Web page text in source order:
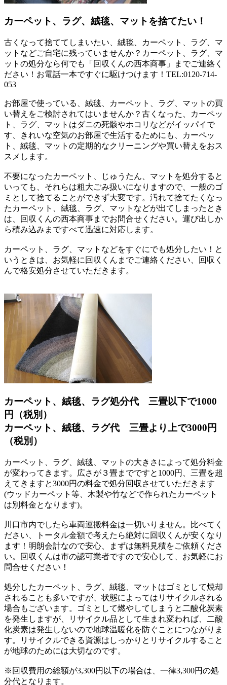
カーペット、ラグ、絨毯、マットを捨てたい！
古くなって捨ててしまいたい、絨毯、カーペット、ラグ、マ
ットなどご自宅に残っていませんか？カーペット、ラグ、マ
ットの処分なら何でも「回収くんの西本商事」までご連絡く
ださい！お電話一本ですぐに駆けつけます！TEL:0120-714-
053
お部屋で使っている、絨毯、カーペット、ラグ、マットの買
い替えをご検討されてはいませんか？古くなった、カーペッ
ト、ラグ、マットはダニの死骸やホコリなどがイッパイで
す、きれいな空気のお部屋で生活するためにも、カーペッ
ト、絨毯、マットの定期的なクリーニングや買い替えをおス
スメします。
不要になったカーペット、じゅうたん、マットを処分すると
いっても、それらは粗大ごみ扱いになりますので、一般のゴ
ミとして捨てることができず大変です。汚れて捨てたくなっ
たカーペット、絨毯、ラグ、マットなどが出てしまったとき
は、回収くんの西本商事までお問合せください。運び出しか
ら積み込みまですべて迅速に対応します。
カーペット、ラグ、マットなどをすぐにでも処分したい！と
いうときは、お気軽に回収くんまでご連絡ください、回収く
んで格安処分させていただきます。
カーペット、絨毯、ラグ処分代 三畳以下で1000
円（税別）
カーペット、絨毯、ラグ代 三畳より上で3000円
（税別）
カーペット、ラグ、絨毯、マットの大きさによって処分料金
が変わってきます。広さが３畳までですと1000円、三畳を超
えてきますと3000円の料金で処分回収させていただきます
(ウッドカーペット等、木製や竹などで作られたカーペット
は別料金となります)。
川口市内でしたら車両運搬料金は一切いりません。比べてく
ださい、トータル金額で考えたら絶対に回収くんが安くなり
ます！明朗会計なので安心、まずは無料見積をご依頼くださ
い。回収くんは市の認可業者ですので安心して、お気軽にお
問合せください！
処分したカーペット、ラグ、絨毯、マットはゴミとして焼却
されることも多いですが、状態によってはリサイクルされる
場合もございます。ゴミとして燃やしてしまうと二酸化炭素
を発生しますが、リサイクル品として生まれ変われば、二酸
化炭素は発生しないので地球温暖化を防ぐことにつながりま
す。リサイクルできる資源はしっかりとリサイクルすること
が地球のためには大切なのです。
※回収費用の総額が3,300円以下の場合は、一律3,300円の処
分代となります。